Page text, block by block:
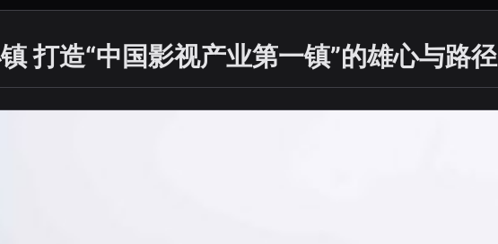
打造“中国影视产业第一镇”的雄心与路径